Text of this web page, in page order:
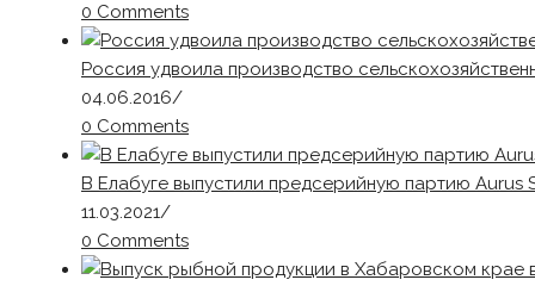
0 Comments
Россия удвоила производство
04.06.2016/
0 Comments
В Елабуге выпустили предсерийную партию Aurus
11.03.2021/
0 Comments